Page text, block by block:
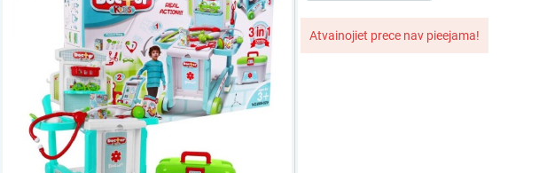
Atvainojiet prece nav pieejama!